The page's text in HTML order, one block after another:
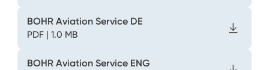
BOHR Aviation Service DE
PDF | 1.0 MB
BOHR Aviation Service ENG